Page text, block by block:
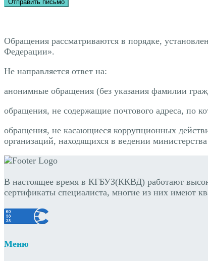
Обращения рассматриваются в порядке,
Федерации».
Не направляется ответ на:
анонимные обращения (без указания фамилии
обращения, не содержащие почтового адреса, по
обращения, не касающиеся коррупционных
организаций, находящихся в ведении
В настоящее время в КГБУЗ(ККВД) работают
сертификаты специалиста, многие из них имеют
Меню